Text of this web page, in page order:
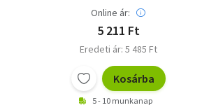
Online ár:
5 211 Ft
Eredeti ár: 5 485 Ft
Kosárba
5 - 10 munkanap